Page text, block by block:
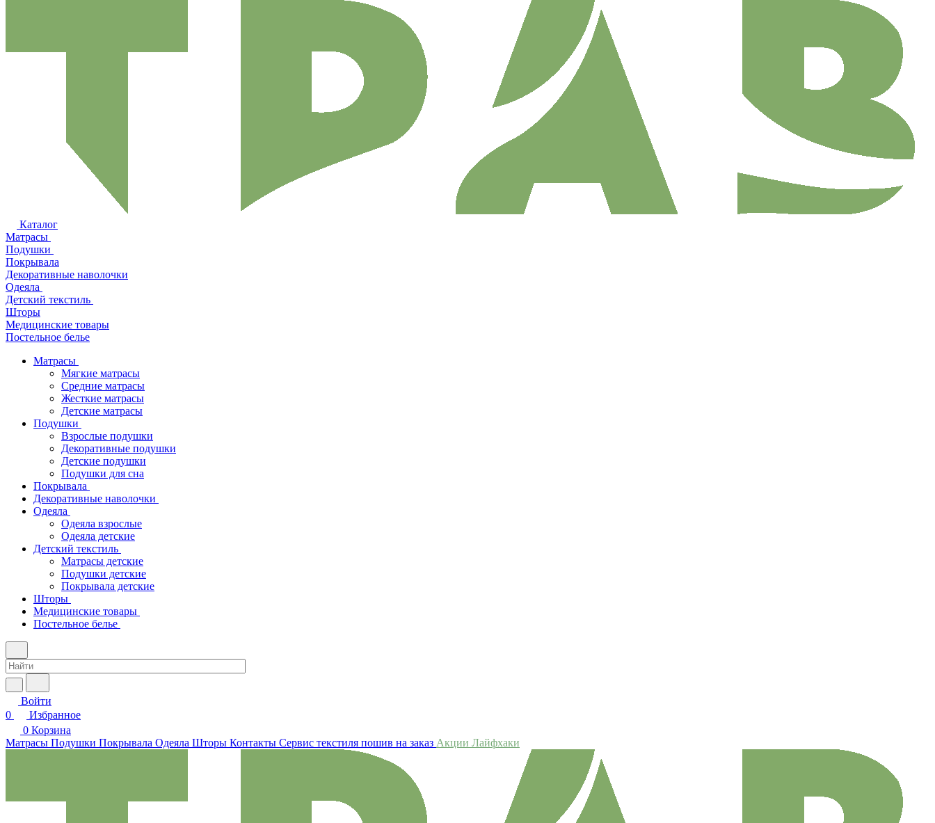
Каталог
Матрасы
Подушки
Покрывала
Декоративные наволочки
Одеяла
Детский текстиль
Шторы
Медицинские товары
Постельное белье
Матрасы
Мягкие матрасы
Средние матрасы
Жесткие матрасы
Детские матрасы
Подушки
Взрослые подушки
Декоративные подушки
Детские подушки
Подушки для сна
Покрывала
Декоративные наволочки
Одеяла
Одеяла взрослые
Одеяла детские
Детский текстиль
Матрасы детские
Подушки детские
Покрывала детские
Шторы
Медицинские товары
Постельное белье
Войти
0
Избранное
0 Корзина
Матрасы Подушки Покрывала Одеяла Шторы Контакты Сервис текстиля пошив на заказ Акции Лайфхаки